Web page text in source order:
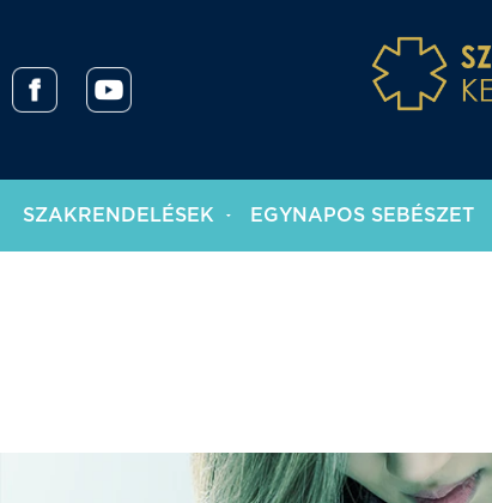
SZAKRENDELÉSEK EGYNAPOS SEBÉSZET